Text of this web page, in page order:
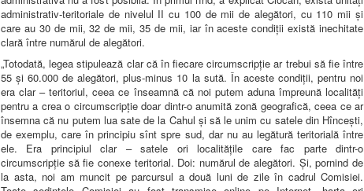
administrativ-teritoriale de nivelul II cu 100 de mii de alegători, cu 110 mii și
care au 30 de mii, 32 de mii, 35 de mii, iar în aceste condiții există inechitate
clară între numărul de alegători.
„Totodată, legea stipulează clar că în fiecare circumscripție ar trebui să fie între
55 și 60.000 de alegători, plus-minus 10 la sută. În aceste condiții, pentru noi
era clar – teritoriul, ceea ce înseamnă că noi putem aduna împreună localități
pentru a crea o circumscripție doar dintr-o anumită zonă geografică, ceea ce ar
însemna că nu putem lua sate de la Cahul și să le unim cu satele din Hîncești,
de exemplu, care în principiu sînt spre sud, dar nu au legătură teritorială între
ele. Era principiul clar – satele ori localitățile care fac parte dintr-o
circumscripție să fie conexe teritorial. Doi: numărul de alegători. Și, pornind de
la asta, noi am muncit pe parcursul a două luni de zile în cadrul Comisiei.